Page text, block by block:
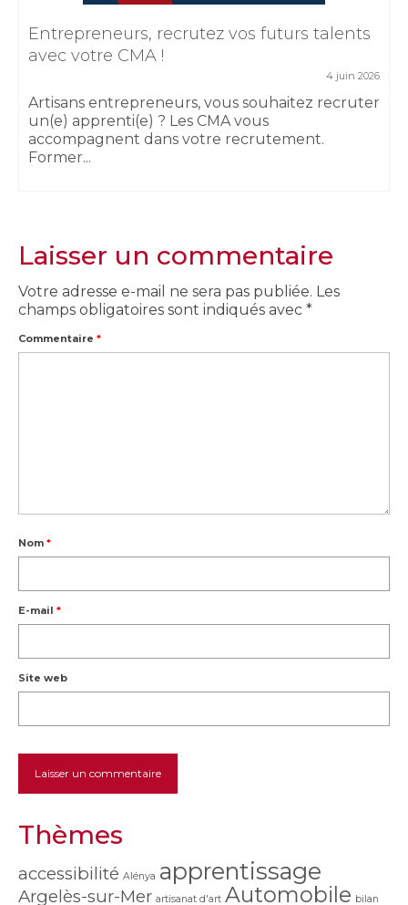
Entrepreneurs, recrutez vos futurs talents
avec votre CMA !
4 juin 2026
Artisans entrepreneurs, vous souhaitez recruter
un(e) apprenti(e) ? Les CMA vous
accompagnent dans votre recrutement.
Former...
Laisser un commentaire
Votre adresse e-mail ne sera pas publiée. Les
champs obligatoires sont indiqués avec *
Commentaire *
Nom *
E-mail *
Site web
Thèmes
accessibilité Alénya apprentissage
Argelès-sur-Mer artisanat d'art Automobile bilan